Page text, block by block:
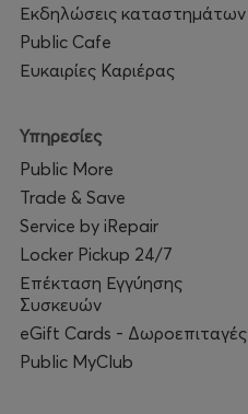
Εκδηλώσεις καταστημάτων
Public Cafe
Ευκαιρίες Καριέρας
Υπηρεσίες
Public More
Trade & Save
Service by iRepair
Locker Pickup 24/7
Επέκταση Εγγύησης
Συσκευών
eGift Cards - Δωροεπιταγές
Public MyClub